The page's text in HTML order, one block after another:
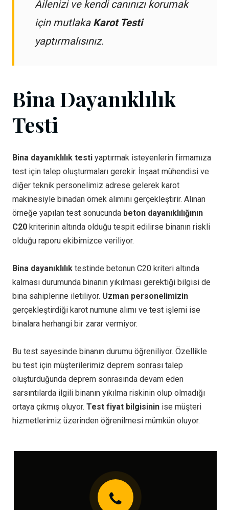
Ailenizi ve kendi canınızı korumak
için mutlaka Karot Testi
yaptırmalısınız.
Bina Dayanıklılık
Testi
Bina dayanıklılık testi yaptırmak isteyenlerin firmamıza
test için talep oluşturmaları gerekir. İnşaat mühendisi ve
diğer teknik personelimiz adrese gelerek karot
makinesiyle binadan örnek alımını gerçekleştirir. Alınan
örneğe yapılan test sonucunda beton dayanıklılığının
C20 kriterinin altında olduğu tespit edilirse binanın riskli
olduğu raporu ekibimizce veriliyor.
Bina dayanıklılık testinde betonun C20 kriteri altında
kalması durumunda binanın yıkılması gerektiği bilgisi de
bina sahiplerine iletiliyor. Uzman personelimizin
gerçekleştirdiği karot numune alımı ve test işlemi ise
binalara herhangi bir zarar vermiyor.
Bu test sayesinde binanın durumu öğreniliyor. Özellikle
bu test için müşterilerimiz deprem sonrası talep
oluşturduğunda deprem sonrasında devam eden
sarsıntılarda ilgili binanın yıkılma riskinin olup olmadığı
ortaya çıkmış oluyor. Test fiyat bilgisinin ise müşteri
hizmetlerimiz üzerinden öğrenilmesi mümkün oluyor.